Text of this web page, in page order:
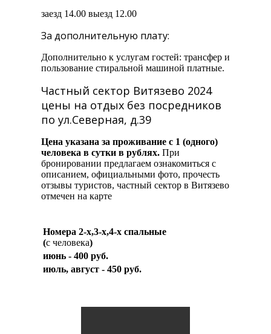
заезд 14.00 выезд 12.00
За дополнительную плату:
Дополнительно к услугам гостей: трансфер и
пользование стиральной машиной платные.
Частный сектор Витязево 2024
цены на отдых без посредников
по ул.Северная, д.39
Цена указана за проживание с 1 (одного)
человека в сутки в рублях. При
бронировании предлагаем ознакомиться с
описанием, официальными фото, прочесть
отзывы туристов, частный сектор в Витязево
отмечен на карте
Номера 2-х,3-х,4-х спальные
(с человека)
июнь - 400 руб.
июль, август - 450 руб.